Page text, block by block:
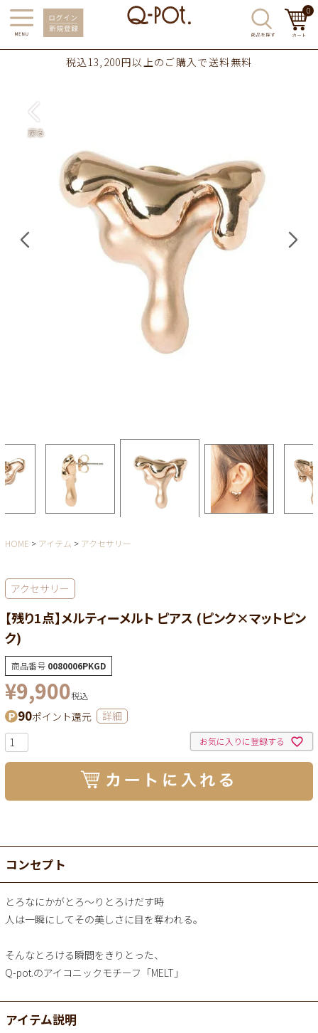
0
税込13,200円以上のご購入で送料無料
HOME アイテム アクセサリー
アクセサリー
【残り1点】メルティーメルト ピアス (ピンク×マットピン
ク)
商品番号 0080006PKGD
¥9,900税込
90ポイント還元 詳細
お気に入りに登録する
コンセプト
とろなにかがとろ～りとろけだす時
人は一瞬にしてその美しさに目を奪われる。
そんなとろける瞬間をきりとった、
Q-pot.のアイコニックモチーフ「MELT」
アイテム説明